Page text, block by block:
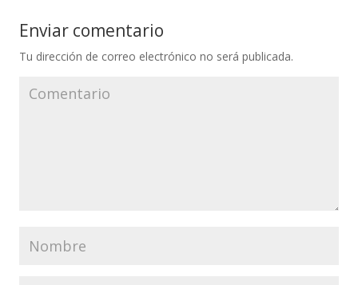
Enviar comentario
Tu dirección de correo electrónico no será publicada.